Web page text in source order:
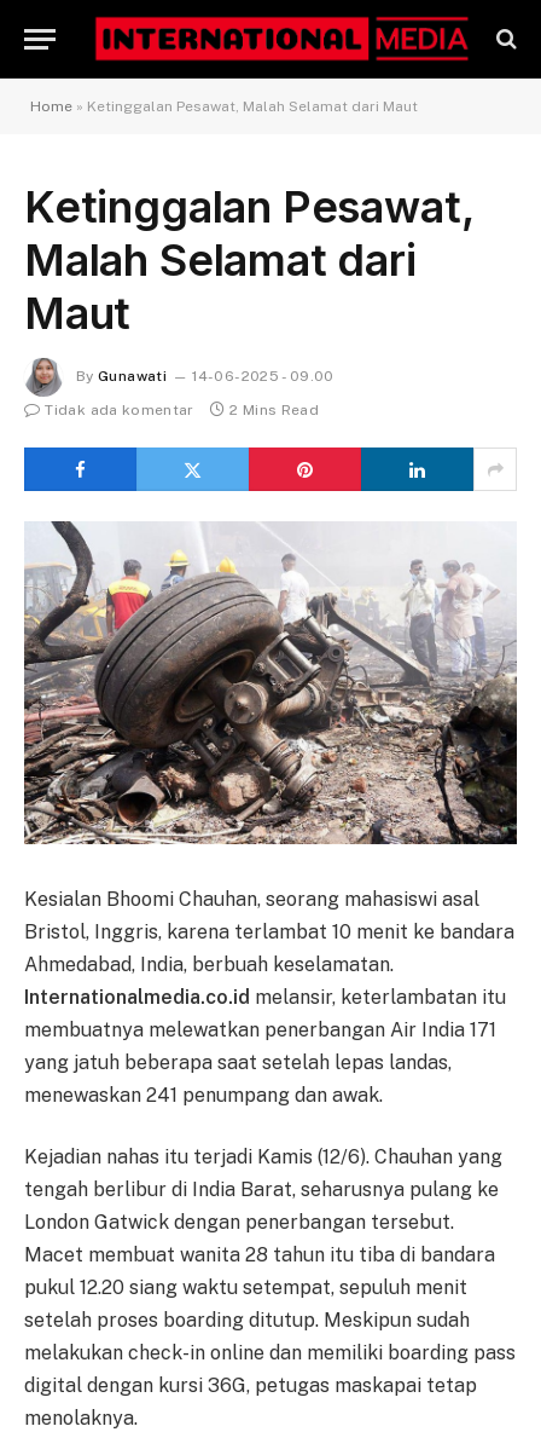
Home » Ketinggalan Pesawat, Malah Selamat dari Maut
Ketinggalan Pesawat,
Malah Selamat dari
Maut
By Gunawati
14-06-2025 - 09.00
Tidak ada komentar
2 Mins Read
Kesialan Bhoomi Chauhan, seorang mahasiswi asal
Bristol, Inggris, karena terlambat 10 menit ke bandara
Ahmedabad, India, berbuah keselamatan.
Internationalmedia.co.id melansir, keterlambatan itu
membuatnya melewatkan penerbangan Air India 171
yang jatuh beberapa saat setelah lepas landas,
menewaskan 241 penumpang dan awak.
Kejadian nahas itu terjadi Kamis (12/6). Chauhan yang
tengah berlibur di India Barat, seharusnya pulang ke
London Gatwick dengan penerbangan tersebut.
Macet membuat wanita 28 tahun itu tiba di bandara
pukul 12.20 siang waktu setempat, sepuluh menit
setelah proses boarding ditutup. Meskipun sudah
melakukan check-in online dan memiliki boarding pass
digital dengan kursi 36G, petugas maskapai tetap
menolaknya.